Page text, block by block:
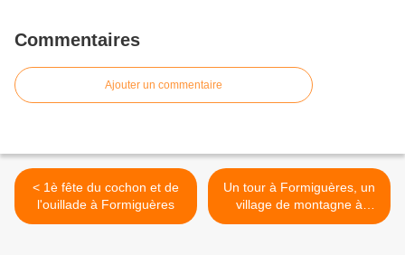
Commentaires
Ajouter un commentaire
< 1è fête du cochon et de
l'ouillade à Formiguères
Un tour à Formiguères, un
village de montagne à
découvrir >